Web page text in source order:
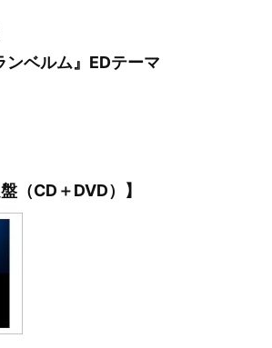
ベルム』EDテーマ
（CD＋DVD）】